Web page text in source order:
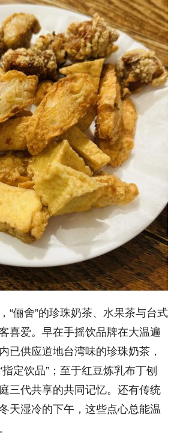
“俪舍”的珍珠奶茶、水果茶与台式
喜爱。 早在手摇饮品牌在大温遍
已供应道地台湾味的珍珠奶茶，
定饮品”；至于红豆炼乳布丁刨
三代共享的共同记忆。还有传统
天湿冷的下午，这些点心总能温